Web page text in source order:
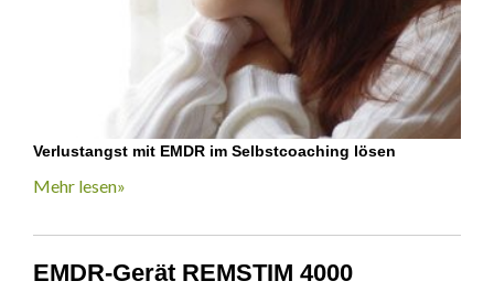
Verlustangst mit EMDR im Selbstcoaching lösen
Mehr lesen»
EMDR-Gerät REMSTIM 4000